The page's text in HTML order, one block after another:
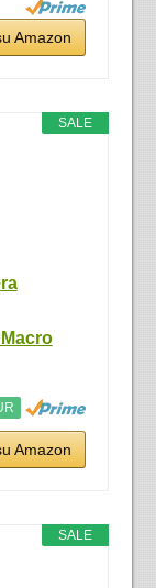
Amazon
SALE
Amazon
SALE